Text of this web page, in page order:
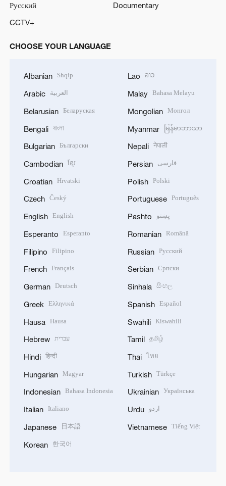
Русский
Documentary
CCTV+
CHOOSE YOUR LANGUAGE
Albanian Shqip
Arabic العربية
Belarusian Беларуская
Bengali বাংলা
Bulgarian Български
Cambodian ខ្មែរ
Croatian Hrvatski
Czech Český
English English
Esperanto Esperanto
Filipino Filipino
French Français
German Deutsch
Greek Ελληνικά
Hausa Hausa
Hebrew עברית
Hindi हिन्दी
Hungarian Magyar
Indonesian Bahasa Indonesia
Italian Italiano
Japanese 日本語
Korean 한국어
Lao ລາວ
Malay Bahasa Melayu
Mongolian Монгол
Myanmar မြန်မာဘာသာ
Nepali नेपाली
Persian فارسی
Polish Polski
Portuguese Português
Pashto پښتو
Romanian Română
Russian Русский
Serbian Српски
Sinhala සිංහල
Spanish Español
Swahili Kiswahili
Tamil தமிழ்
Thai ไทย
Turkish Türkçe
Ukrainian Українська
Urdu اردو
Vietnamese Tiếng Việt